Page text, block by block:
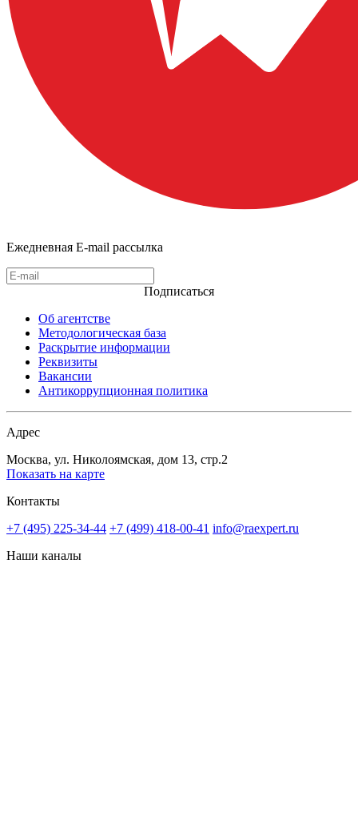
Ежедневная E-mail рассылка
Подписаться
Об агентстве
Методологическая база
Раскрытие информации
Реквизиты
Вакансии
Антикоррупционная политика
Адрес
Москва, ул. Николоямская, дом 13, стр.2
Показать на карте
Контакты
+7 (495) 225-34-44 +7 (499) 418-00-41 info@raexpert.ru
Наши каналы